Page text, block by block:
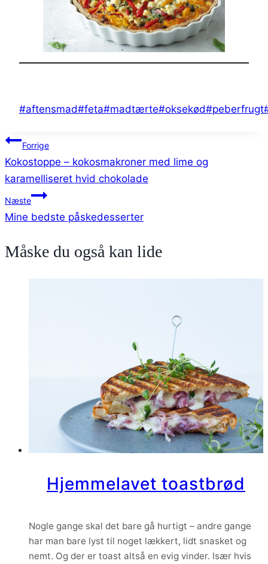
Indlæg-
#aftensmad#feta#madtærte#oksekød#peberfrugt
Indlægsnavigation
Forrige
Kokostoppe – kokosmakroner med lime og
karamelliseret hvid chokolade
Næste
Mine bedste påskedesserter
Måske du også kan lide
Hjemmelavet toastbrød
Nogle gange skal det bare gå hurtigt – andre gange
har man bare lyst til noget lækkert, lidt snasket og
nemt. Og der er toast altså en evig vinder. Især hvis